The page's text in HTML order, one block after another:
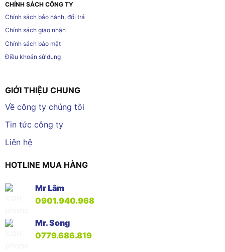
CHÍNH SÁCH CÔNG TY
Chính sách bảo hành, đổi trả
Chính sách giao nhận
Chính sách bảo mật
Điều khoản sử dụng
GIỚI THIỆU CHUNG
Về công ty chúng tôi
Tin tức công ty
Liên hệ
HOTLINE MUA HÀNG
Mr Lâm
0901.940.968
Mr. Song
0779.686.819